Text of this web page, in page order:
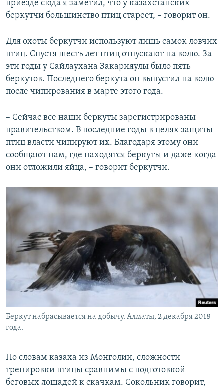
приезде сюда я заметил, что у казахстанских
беркутчи большинство птиц стареет, – говорит он.
Для охоты беркутчи используют лишь самок ловчих
птиц. Спустя шесть лет птиц отпускают на волю. За
эти годы у Сайлаухана Закарияулы было пять
беркутов. Последнего беркута он выпустил на волю
после чипирования в марте этого года.
– Сейчас все наши беркуты зарегистрированы
правительством. В последние годы в целях защиты
птиц власти чипируют их. Благодаря этому они
сообщают нам, где находятся беркуты и даже когда
они отложили яйца, – говорит беркутчи.
Беркут набрасывается на добычу. Алматы, 2 декабря 2018
года.
По словам казаха из Монголии, сложности
тренировки птицы сравнимы с подготовкой
беговых лошадей к скачкам. Сокольник говорит,